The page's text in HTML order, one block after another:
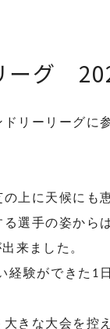
ーグ
リーリーグに
上に天候にも
選手の姿から
来ました。
経験ができた1
きな大会を控